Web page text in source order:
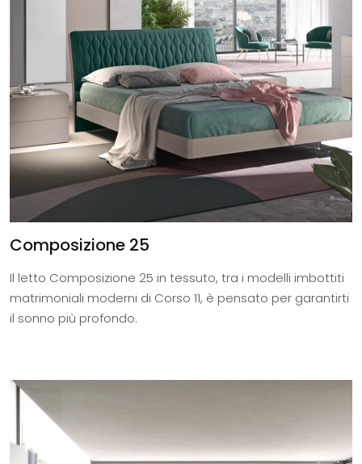
Composizione 25
Il letto Composizione 25 in tessuto, tra i modelli imbottiti
matrimoniali moderni di Corso 11, è pensato per garantirti
il sonno più profondo.